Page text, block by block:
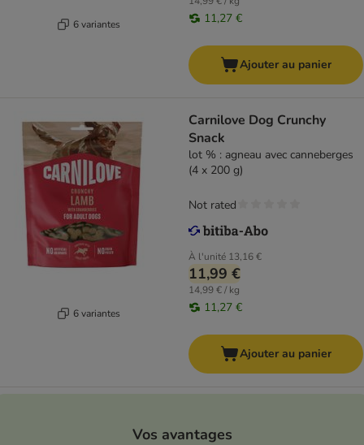
6 variantes 11,27 €
Ajouter au panier
6 variantes
Carnilove Dog Crunchy
Snack
lot % : agneau avec canneberges
(4 x 200 g)
À l'unité 13,16 €
11,99 €
14,99 € / kg
11,27 €
Not rated
Ajouter au panier
Vos avantages